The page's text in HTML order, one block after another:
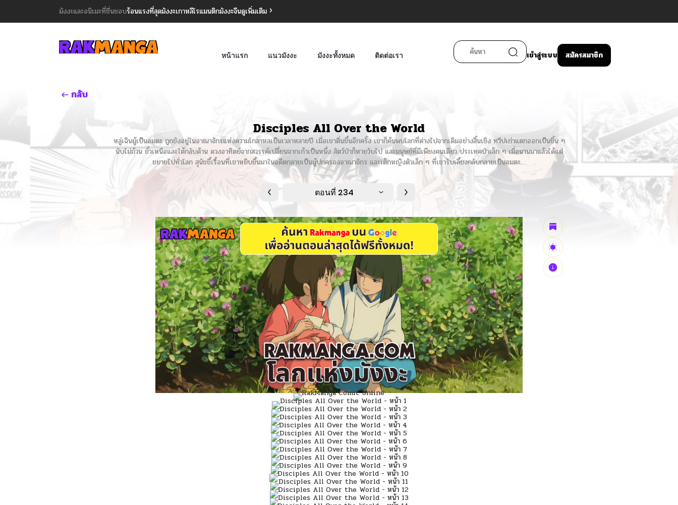
มังงะและอนิเมะที่ชื่นชอบร้อนแรงที่สุดมังงะเกาหลีโรแมนติกมังงะจีนดูเพิ่มเติม
หน้าแรก แนวมังงะ มังงะทั้งหมด ติดต่อเรา เข้าสู่ระบบ สมัครสมาชิก
กลับ
Disciples All Over the World
หลู่เฉินผู้เป็นอมตะ ถูกขังอยู่ในอาณาจักรแห่งความโกลาหลเป็นเวลาหลายปี เมื่อเขาตื่นขึ้นอีกครั้ง เขาก็ค้นพบโลกที่ต่างไปจากเดิมอย่างสิ้นเชิง ทวีปเก่าแตกออกเป็นชิ้น ๆ
นับไม่ถ้วน ขั้วเหนือและใต้กลับด้าน ดวงอาทิตย์จากสวรรค์เปลี่ยนจากเก้าเป็นหนึ่ง สัตว์ป่าก็หายวับไป และมนุษย์ที่มีเพียงคนเดียว ประเทศป่าเล็ก ๆ เมื่อนานมาแล้วได้แผ่
ขยายไปทั่วโลก สุนัขขี้เรื้อนที่เขาหยิบขึ้นมาในอดีตกลายเป็นผู้ปกครองอาณาจักร และเด็กหญิงตัวเล็ก ๆ ที่เขารับเลี้ยงกลับกลายเป็นอมตะ…
ตอนที่ 234